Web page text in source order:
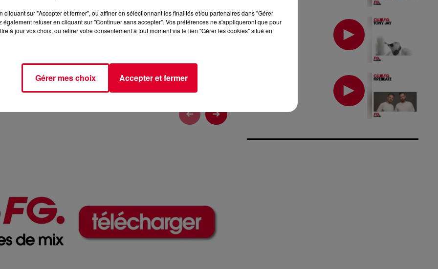
rave et tech-house
MIX : TONY JAY
cliquant sur "Accepter et fermer", ou affiner en sélectionnant les finalités et/ou partenaires dans "Gérer
également refuser en cliquant sur "Continuer sans accepter". Vos préférences ne s'appliqueront que pour
à jour vos choix, ou retirer votre consentement à tout moment via le lien "Gérer les cookies" situé en
Gérer mes choix Accepter et fermer